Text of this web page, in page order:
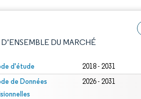
DU MARCHÉ
d'étude 2018 - 2031
de Données
2026 - 2031